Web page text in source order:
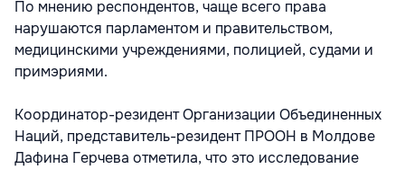
По мнению респондентов, чаще всего права
нарушаются парламентом и правительством,
медицинскими учреждениями, полицией, судами и
примэриями.
Координатор-резидент Организации Объединенных
Наций, представитель-резидент ПРООН в Молдове
Дафина Герчева отметила, что это исследование